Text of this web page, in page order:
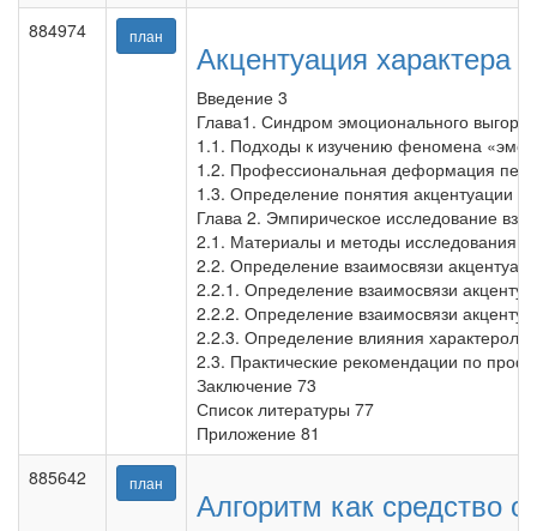
884974
план
Акцентуация характера
Введение 3
Глава1. Синдром эмоционального
1.1. Подходы к изучению феномена
1.2. Профессиональная деформация
1.3. Определение понятия акцентуации
Глава 2. Эмпирическое исследование
2.1. Материалы и методы исследования
2.2. Определение взаимосвязи
2.2.1. Определение взаимосвязи
2.2.2. Определение взаимосвязи
2.2.3. Определение влияния
2.3. Практические рекомендации по
Заключение 73
Список литературы 77
Приложение 81
885642
план
Алгоритм как средство